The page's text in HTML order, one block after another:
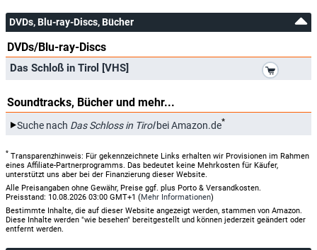
DVDs, Blu-ray-Discs, Bücher
DVDs/Blu-ray-Discs
Das Schloß in Tirol [VHS]
Soundtracks, Bücher und mehr...
Suche nach Das Schloss in Tirolbei Amazon.de*
* Transparenzhinweis: Für gekennzeichnete Links erhalten wir Provisionen im Rahmen
eines Affiliate-Partnerprogramms. Das bedeutet keine Mehrkosten für Käufer,
unterstützt uns aber bei der Finanzierung dieser Website.
Alle Preisangaben ohne Gewähr, Preise ggf. plus Porto & Versandkosten.
Preisstand: 10.08.2026 03:00 GMT+1 (Mehr Informationen)
Bestimmte Inhalte, die auf dieser Website angezeigt werden, stammen von Amazon.
Diese Inhalte werden "wie besehen" bereitgestellt und können jederzeit geändert oder
entfernt werden.